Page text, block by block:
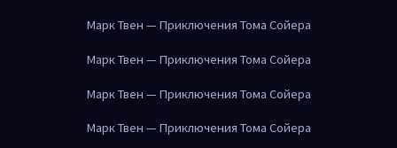
Марк Твен — Приключения Тома Сойера
Марк Твен — Приключения Тома Сойера
Марк Твен — Приключения Тома Сойера
Марк Твен — Приключения Тома Сойера